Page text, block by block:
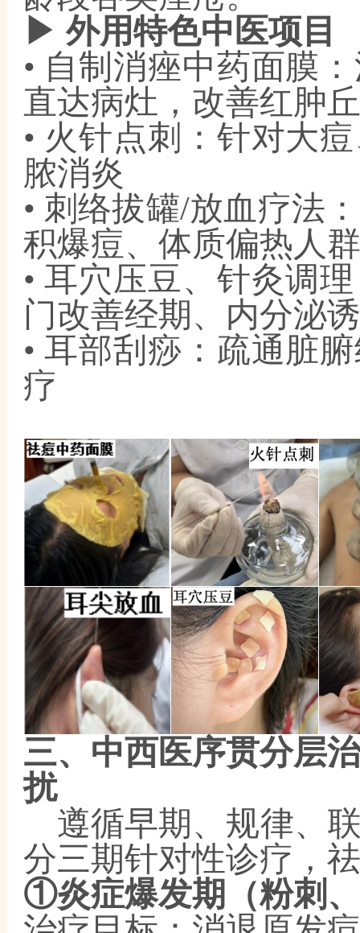
▶ 外用特色中医项目
• 自制消痤中药面膜
直达病灶，改善红肿
• 火针点刺：针对大
脓消炎
• 刺络拔罐/放血疗法
积爆痘、体质偏热人群
• 耳穴压豆、针灸调
门改善经期、内分泌
• 耳部刮痧：疏通脏
疗
三、中西医序贯分层
扰
遵循早期、规律、
分三期针对性诊疗，
①炎症爆发期（粉刺